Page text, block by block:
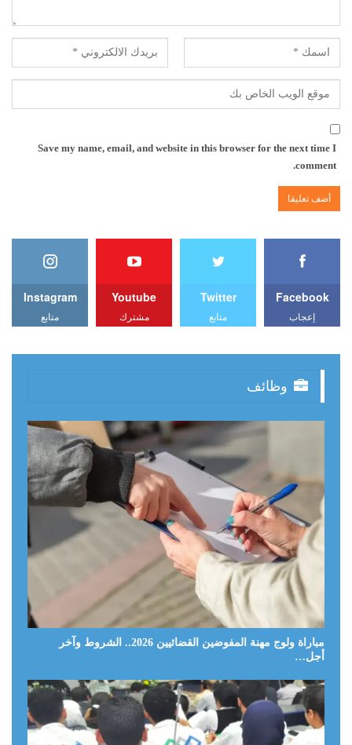
Save my name, email, and website in this browser for the next time I
comment.
Facebook
إعجاب
Twitter
متابع
Youtube
مشترك
Instagram
متابع
وظائف
مباراة ولوج مهنة المفوضين القضائيين 2026.. الشروط وآخر
أجل…